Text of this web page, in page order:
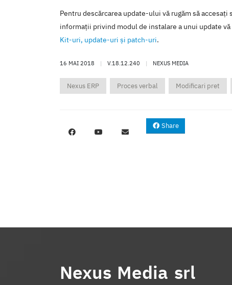
Pentru descărcarea update-ului vă rugăm să
informaţii privind modul de instalare a unui update
Kit-uri, update-uri şi patch-uri.
16 MAI 2018 | V.18.12.240 | NEXUS MEDIA
Nexus ERP Proces verbal Modificari pret
Share
Nexus Media srl